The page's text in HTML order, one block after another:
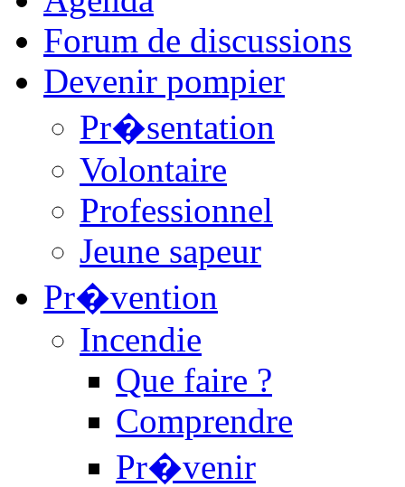
Forum de discussions
Devenir pompier
Pr�sentation
Volontaire
Professionnel
Jeune sapeur
Pr�vention
Incendie
Que faire ?
Comprendre
Pr�venir